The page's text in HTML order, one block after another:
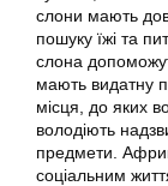
слони мають
пошуку їжі та
слона
мають видатну
місця, до яких
володіють
предмети.
соціальним